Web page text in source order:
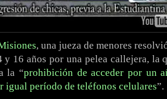
, una jueza de menores
y 16 años por una pelea callejera, la
la “prohibición de acceder por un
igual período de teléfonos celulares”.